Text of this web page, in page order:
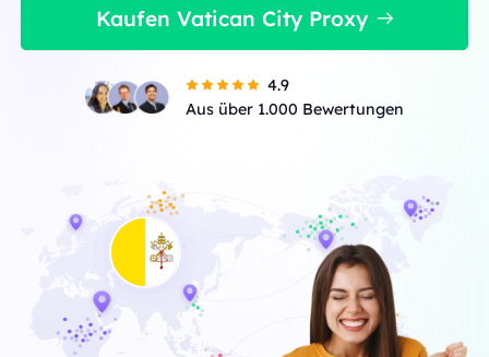
Kaufen Vatican City Proxy
4.9
Aus über 1.000 Bewertungen